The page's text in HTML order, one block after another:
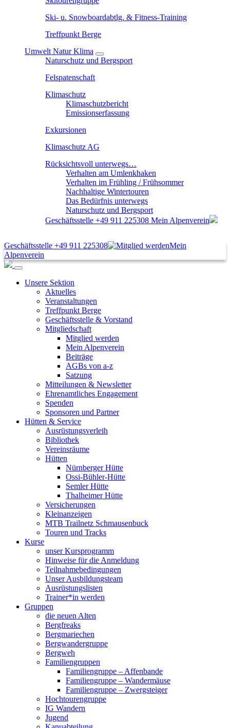
Ski- u. Snowboardabtlg. & Fitness-Training
Treffpunkt Berge
Umwelt Natur Klima
Naturschutz und Bergsport
Felspatenschaft
Klimaschutz
Klimaschutzbericht
Emissionserfassung
Exkursionen
Klimaschutz AG
Rücksichtsvoll unterwegs…
Verhalten am Umlenkhaken
Verhalten im Frühling / Frühsommer
Nachhaltige Wintertouren
Das Bedürfnis unterwegs
Naturschutz und Bergsport
Geschäftsstelle +49 911 225308 Mein Alpenverein
Geschäftsstelle +49 911 225308
Mein
Alpenverein
Unsere Sektion
Aktuelles
Veranstaltungen
Treffpunkt Berge
Geschäftsstelle & Vorstand
Mitgliedschaft
Mitglied werden
Mein Alpenverein
Beiträge
AGBs von a-z
Satzung
Mitteilungen & Newsletter
Ehrenamtliches Engagement
Spenden
Sponsoren und Partner
Hütten & Service
Ausrüstungsverleih
Bibliothek
Vereinsräume
Hütten
Nürnberger Hütte
Ossi-Bühler-Hütte
Semler Hütte
Thalheimer Hütte
Versicherungen
Kleinanzeigen
MTB Trailnetz Schmausenbuck
Touren und Tracks
Kurse
unser Kursprogramm
Hinweise für die Anmeldung
Teilnahmebedingungen
Unser Ausbildungsteam
Ausrüstungslisten
Trainer*in werden
Gruppen
die neuen Alten
Bergfreaks
Bergmariechen
Bergwandergruppe
Bergweh
Familiengruppen
Familiengruppe – Affenbande
Familiengruppe – Wandermäuse
Familiengruppe – Zwergsteiger
Hochtourengruppe
IG Wandern
Jugend